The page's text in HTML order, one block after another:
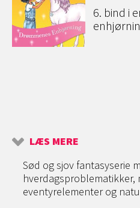
6. bind i
LÆS MERE
Sød og sjov fantasyserie
hverdagsproblematikker,
eventyrelementer og